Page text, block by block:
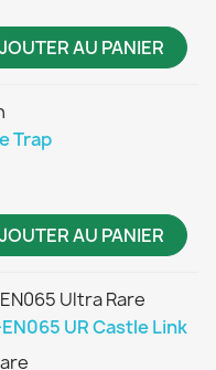
AU PANIER
Trap
AU PANIER
Ultra Rare
UR Castle Link